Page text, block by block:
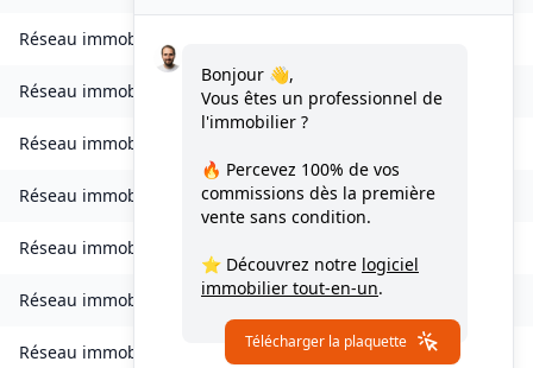
Réseau immobilier
Réseau immobilier Combs-la-Ville(77380)
Réseau immobilier
Réseau immobilier Condé-Sainte-Libiaire( 77450)
Réseau immobilier
Réseau immobilier Courchamp(77560)
Réseau immobilier Crouy-sur-Ourcq(77840)
Bonjour 👋,
Vous êtes un professionnel de
l'immobilier ?
🔥 Percevez 100% de vos
commissions dès la première
vente sans condition.
⭐ Découvrez notre logiciel
immobilier tout-en-un.
Télécharger la plaquette